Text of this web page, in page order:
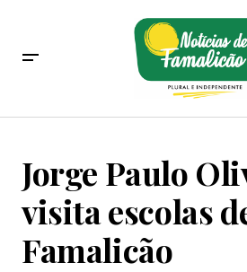
Jorge Paulo
visita escolas
Famalicão